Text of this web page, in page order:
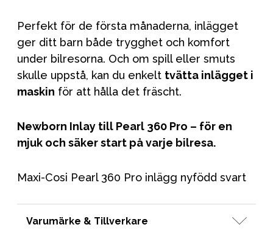
Perfekt för de första månaderna, inlägget
ger ditt barn både trygghet och komfort
under bilresorna. Och om spill eller smuts
skulle uppstå, kan du enkelt tvätta inlägget i
maskin för att hålla det fräscht.
Newborn Inlay till Pearl 360 Pro – för en
mjuk och säker start på varje bilresa.
Maxi-Cosi Pearl 360 Pro inlägg nyfödd svart
Varumärke & Tillverkare